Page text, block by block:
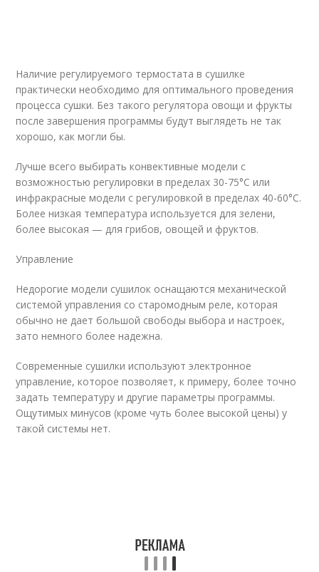
Наличие регулируемого термостата в сушилке
практически необходимо для оптимального проведения
процесса сушки. Без такого регулятора овощи и фрукты
после завершения программы будут выглядеть не так
хорошо, как могли бы.
Лучше всего выбирать конвективные модели с
возможностью регулировки в пределах 30-75°С или
инфракрасные модели с регулировкой в пределах 40-60°С.
Более низкая температура используется для зелени,
более высокая — для грибов, овощей и фруктов.
Управление
Недорогие модели сушилок оснащаются механической
системой управления со старомодным реле, которая
обычно не дает большой свободы выбора и настроек,
зато немного более надежна.
Современные сушилки используют электронное
управление, которое позволяет, к примеру, более точно
задать температуру и другие параметры программы.
Ощутимых минусов (кроме чуть более высокой цены) у
такой системы нет.